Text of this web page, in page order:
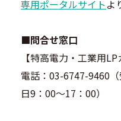
専用ポータルサイトよ
■問合せ窓口
【特高電力・工業用
電話：03-6747-9460
日9：00～17：00）